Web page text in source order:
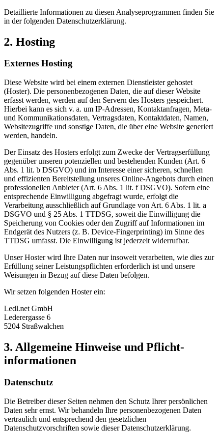
Detaillierte Informationen zu diesen Analyseprogrammen finden Sie
in der folgenden Datenschutzerklärung.
2. Hosting
Externes Hosting
Diese Website wird bei einem externen Dienstleister gehostet
(Hoster). Die personenbezogenen Daten, die auf dieser Website
erfasst werden, werden auf den Servern des Hosters gespeichert.
Hierbei kann es sich v. a. um IP-Adressen, Kontaktanfragen, Meta-
und Kommunikationsdaten, Vertragsdaten, Kontaktdaten, Namen,
Websitezugriffe und sonstige Daten, die über eine Website generiert
werden, handeln.
Der Einsatz des Hosters erfolgt zum Zwecke der Vertragserfüllung
gegenüber unseren potenziellen und bestehenden Kunden (Art. 6
Abs. 1 lit. b DSGVO) und im Interesse einer sicheren, schnellen
und effizienten Bereitstellung unseres Online-Angebots durch einen
professionellen Anbieter (Art. 6 Abs. 1 lit. f DSGVO). Sofern eine
entsprechende Einwilligung abgefragt wurde, erfolgt die
Verarbeitung ausschließlich auf Grundlage von Art. 6 Abs. 1 lit. a
DSGVO und § 25 Abs. 1 TTDSG, soweit die Einwilligung die
Speicherung von Cookies oder den Zugriff auf Informationen im
Endgerät des Nutzers (z. B. Device-Fingerprinting) im Sinne des
TTDSG umfasst. Die Einwilligung ist jederzeit widerrufbar.
Unser Hoster wird Ihre Daten nur insoweit verarbeiten, wie dies zur
Erfüllung seiner Leistungspflichten erforderlich ist und unsere
Weisungen in Bezug auf diese Daten befolgen.
Wir setzen folgenden Hoster ein:
Ledl.net GmbH
Lederergasse 6
5204 Straßwalchen
3. Allgemeine Hinweise und Pflicht­
informationen
Datenschutz
Die Betreiber dieser Seiten nehmen den Schutz Ihrer persönlichen
Daten sehr ernst. Wir behandeln Ihre personenbezogenen Daten
vertraulich und entsprechend den gesetzlichen
Datenschutzvorschriften sowie dieser Datenschutzerklärung.